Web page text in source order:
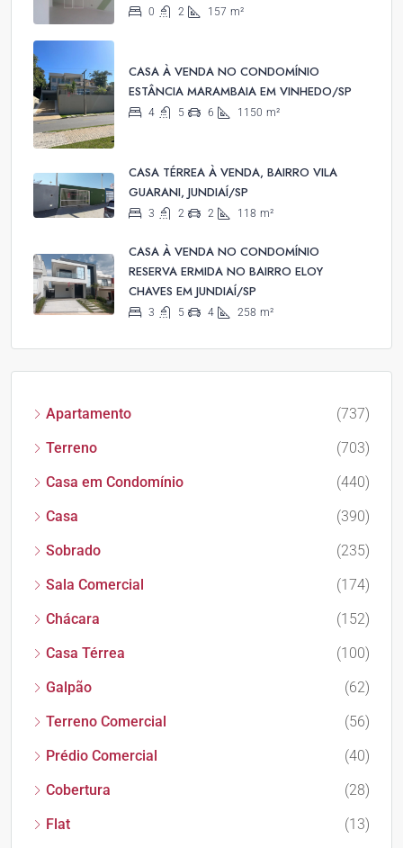
0 2 157 m²
CASA À VENDA NO CONDOMÍNIO
ESTÂNCIA MARAMBAIA EM VINHEDO/SP
4 5 6 1150 m²
CASA TÉRREA À VENDA, BAIRRO VILA
GUARANI, JUNDIAÍ/SP
3 2 2 118 m²
CASA À VENDA NO CONDOMÍNIO
RESERVA ERMIDA NO BAIRRO ELOY
CHAVES EM JUNDIAÍ/SP
3 5 4 258 m²
Apartamento
(737)
Terreno
(703)
Casa em Condomínio
(440)
Casa
(390)
Sobrado
(235)
Sala Comercial
(174)
Chácara
(152)
Casa Térrea
(100)
Galpão
(62)
Terreno Comercial
(56)
Prédio Comercial
(40)
Cobertura
(28)
Flat
(13)